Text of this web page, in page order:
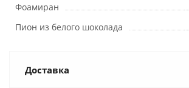
Фоамиран
Пион из белого шоколада
Доставка